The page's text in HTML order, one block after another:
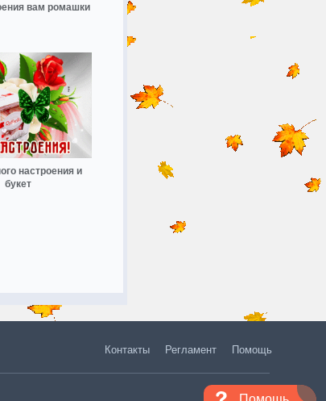
вам ромашки
настроения и
букет
Контакты Регламент Помощь